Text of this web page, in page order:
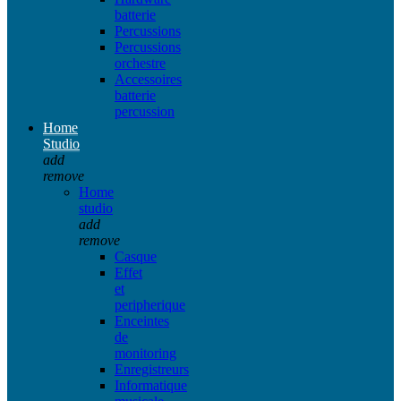
batterie
Percussions
Percussions
orchestre
Accessoires
batterie
percussion
Home
Studio
add
remove
Home
studio
add
remove
Casque
Effet
et
peripherique
Enceintes
de
monitoring
Enregistreurs
Informatique